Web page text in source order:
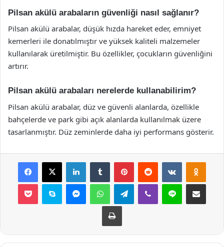
Pilsan akülü arabaların güvenliği nasıl sağlanır?
Pilsan akülü arabalar, düşük hızda hareket eder, emniyet
kemerleri ile donatılmıştır ve yüksek kaliteli malzemeler
kullanılarak üretilmiştir. Bu özellikler, çocukların güvenliğini
artırır.
Pilsan akülü arabaları nerelerde kullanabilirim?
Pilsan akülü arabalar, düz ve güvenli alanlarda, özellikle
bahçelerde ve park gibi açık alanlarda kullanılmak üzere
tasarlanmıştır. Düz zeminlerde daha iyi performans gösterir.
Facebook
X LinkedInTumblr PinterestReddit VKontakte
Pocket Skype MessengerWhatsAppTelegramViber Line E-Posta ile
Yazdır